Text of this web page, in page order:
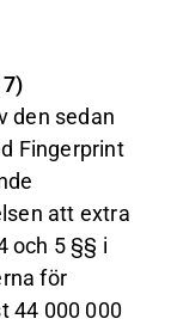
den sedan
Fingerprint
att extra
och 5 §§ i
för
44 000 000